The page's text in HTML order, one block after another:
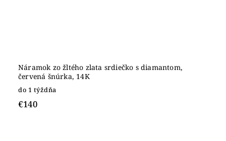
Náramok zo žltého zlata srdiečko s diamantom,
červená šnúrka, 14K
do 1 týždňa
€140